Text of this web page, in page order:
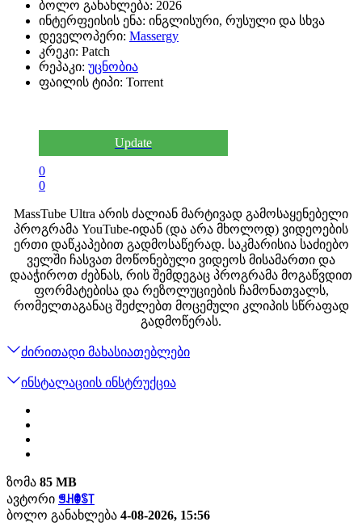
ბოლო განახლება: 2026
ინტერფეისის ენა: ინგლისური, რუსული და სხვა
დეველოპერი: Massergy
კრეკი: Patch
რეპაკი: უცნობია
ფაილის ტიპი: Torrent
Update
0
0
MassTube Ultra არის ძალიან მარტივად გამოსაყენებელი
პროგრამა YouTube-იდან (და არა მხოლოდ) ვიდეოების
ერთი დაწკაპებით გადმოსაწერად. საკმარისია საძიებო
ველში ჩასვათ მოწონებული ვიდეოს მისამართი და
დააჭიროთ ძებნას, რის შემდეგაც პროგრამა მოგაწვდით
ფორმატებისა და რეზოლუციების ჩამონათვალს,
რომელთაგანაც შეძლებთ მოცემული კლიპის სწრაფად
გადმოწერას.
ძირითადი მახასიათებლები
ინსტალაციის ინსტრუქცია
ზომა 85 MB
ავტორი ꁅꃅꂦꌗ꓄
ბოლო განახლება 4-08-2026, 15:56